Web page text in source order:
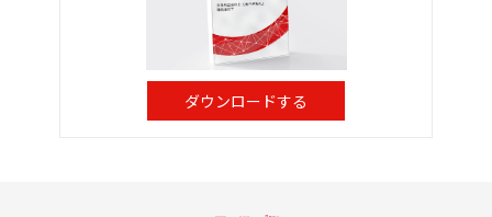
ダウンロードする